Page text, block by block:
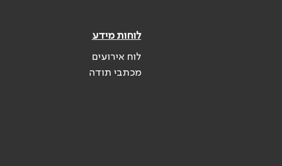
לוחות מידע
לוח אירועים
מכתבי תודה